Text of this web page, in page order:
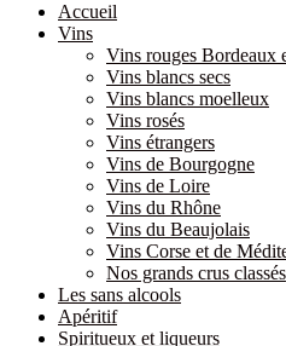
Accueil
Vins
Vins rouges Bordeaux
Vins blancs secs
Vins blancs moelleux
Vins rosés
Vins étrangers
Vins de Bourgogne
Vins de Loire
Vins du Rhône
Vins du Beaujolais
Vins Corse et de
Nos grands crus classés
Les sans alcools
Apéritif
Spiritueux et liqueurs